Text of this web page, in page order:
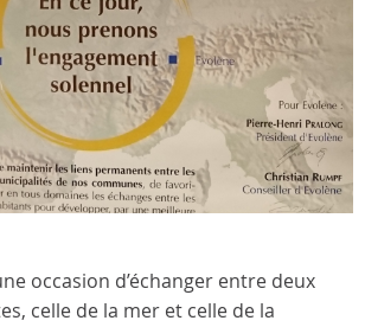
occasion d’échanger entre deux
celle de la mer et celle de la